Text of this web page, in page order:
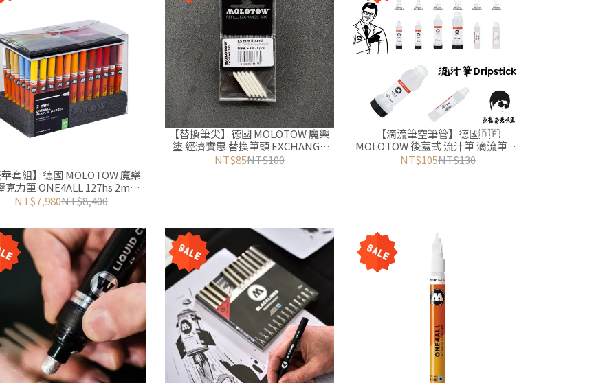
套組】德國 MOLOTOW 魔樂
克力筆 ONE4ALL 127hs 2mm
系70色】不含金屬色 壓克力麥
克筆/丙烯馬克筆
NT$7,980NT$8,400
【替換筆尖】德國 MOLOTOW 魔樂
塗 經濟實惠 替換筆頭 EXCHANGE
TIPS 各式筆尖更換
NT$85NT$100
【滴流筆空筆管】德國🇩🇪
MOLOTOW 後蓋式 流汁筆 滴流筆 空
筆管 DRIPSTICK
NT$105NT$130